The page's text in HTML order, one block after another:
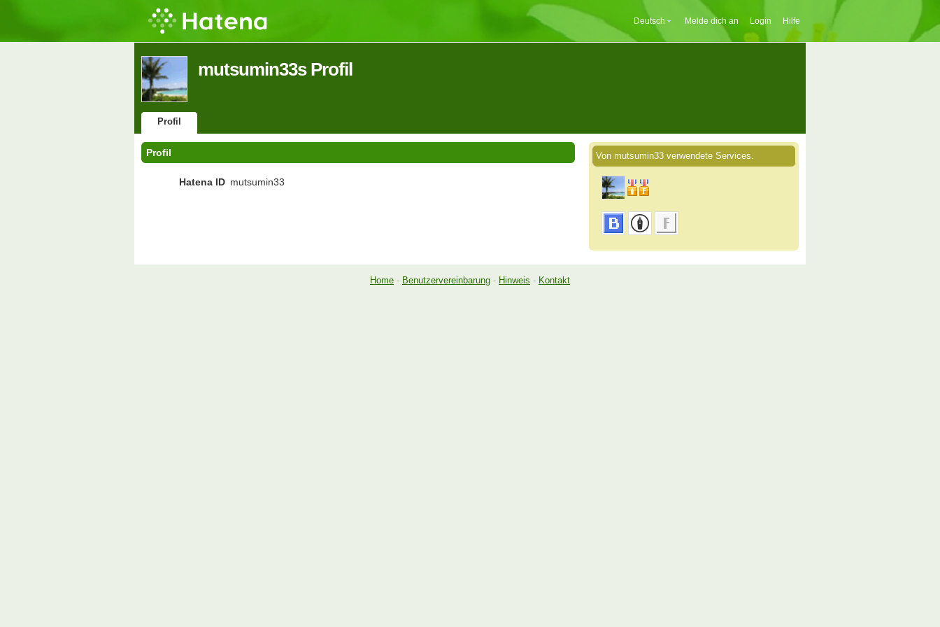
Deutsch Melde dich an Login Hilfe
mutsumin33s Profil
Profil
Profil
Hatena ID mutsumin33
Von mutsumin33 verwendete Services.
Home - Benutzervereinbarung - Hinweis - Kontakt